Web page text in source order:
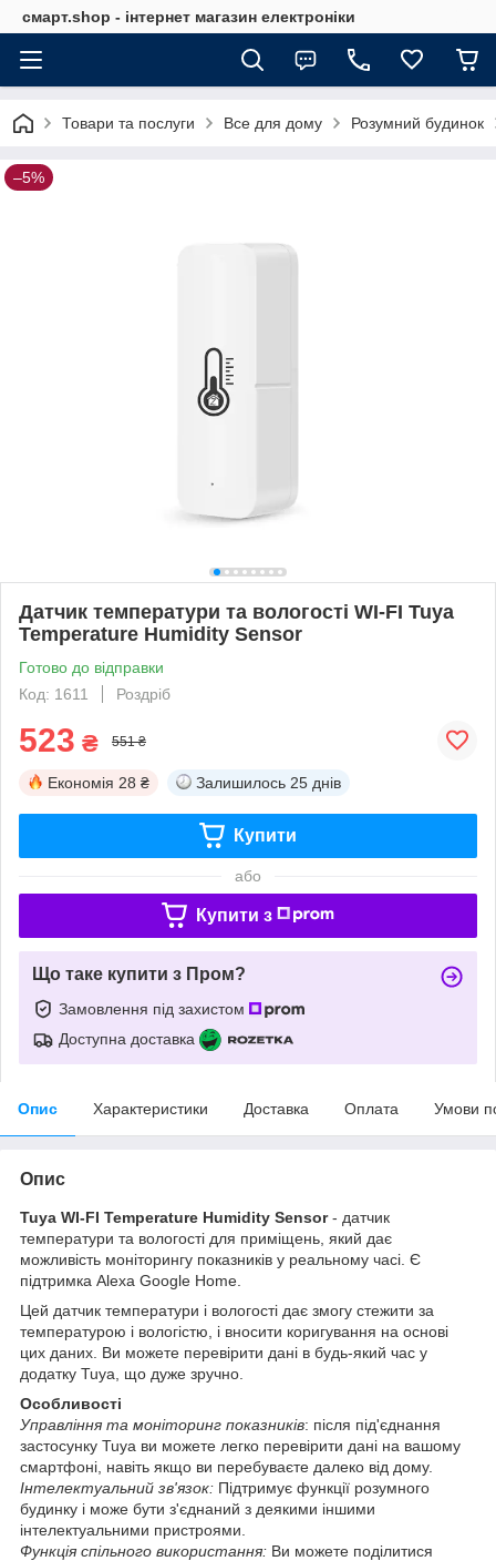
смарт.shop - інтернет магазин електроніки
Товари та послуги Все для дому Розумний будинок
–5%
Датчик температури та вологості WI-FI Tuya
Temperature Humidity Sensor
Готово до відправки
Код: 1611
Роздріб
523 ₴ 551 ₴
Економія 28 ₴ Залишилось 25 днів
Купити
або
Купити з
Що таке купити з Пром?
Замовлення під захистом
Доступна доставка
Опис Характеристики Доставка Оплата Умови
Опис
Tuya WI-FI Temperature Humidity Sensor- датчик
температури та вологості для приміщень, який дає
можливість моніторингу показників у реальному часі. Є
підтримка Alexa Google Home.
Цей датчик температури і вологості дає змогу стежити за
температурою і вологістю, і вносити коригування на основі
цих даних. Ви можете перевірити дані в будь-який час у
додатку Tuya, що дуже зручно.
Особливості
Управління та моніторинг показників: після під'єднання
застосунку Tuya ви можете легко перевірити дані на вашому
смартфоні, навіть якщо ви перебуваєте далеко від дому.
Інтелектуальний зв'язок: Підтримує функції розумного
будинку і може бути з'єднаний з деякими іншими
інтелектуальними пристроями.
Функція спільного використання: Ви можете поділитися